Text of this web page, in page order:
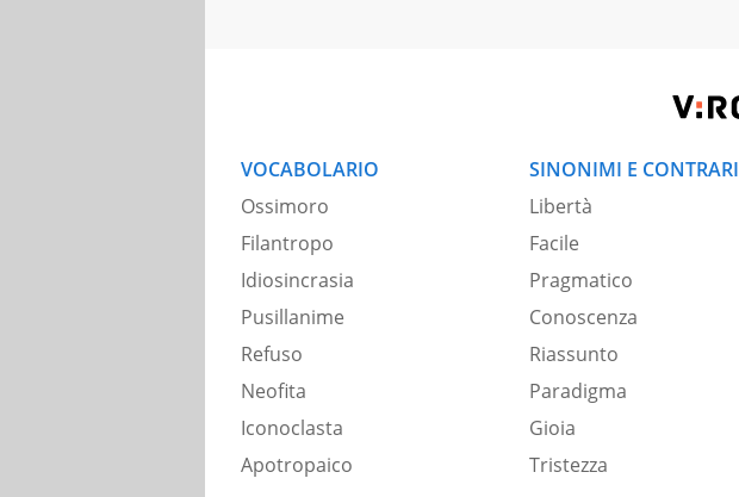
VOCABOLARIO
Ossimoro
Filantropo
Idiosincrasia
Pusillanime
Refuso
Neofita
Iconoclasta
Apotropaico
SINONIMI E CONTRARI
Libertà
Facile
Pragmatico
Conoscenza
Riassunto
Paradigma
Gioia
Tristezza